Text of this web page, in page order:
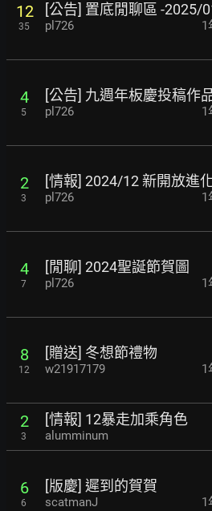
12
35
[公告] 置底閒聊區 -2025/
pl726 1
4
5
[公告] 九週年板慶投稿作
pl726 1
2
3
[情報] 2024/12 新開放進
pl726 1
4
7
[閒聊] 2024聖誕節賀圖
pl726 1
8
12
[贈送] 冬想節禮物
w21917179 1
2
3
[情報] 12暴走加乘角色
alumminum
6
6
[版慶] 遲到的賀賀
scatmanJ 1